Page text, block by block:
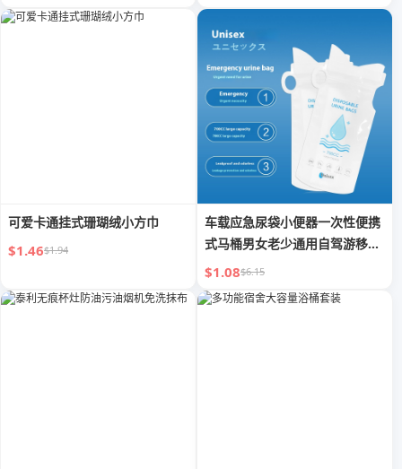
可爱卡通挂式珊瑚绒小方巾
$1.46$1.94
车载应急尿袋小便器一次性便携
式马桶男女老少通用自驾游移动
厕所
$1.08$6.15